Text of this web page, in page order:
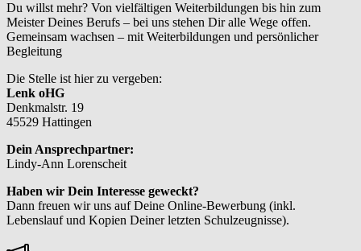
Du willst mehr? Von vielfältigen Weiterbildungen bis hin zum
Meister Deines Berufs – bei uns stehen Dir alle Wege offen.
Gemeinsam wachsen – mit Weiterbildungen und persönlicher
Begleitung
Die Stelle ist hier zu vergeben:
Lenk oHG
Denkmalstr. 19
45529 Hattingen
Dein Ansprechpartner:
Lindy-Ann Lorenscheit
Haben wir Dein Interesse geweckt?
Dann freuen wir uns auf Deine Online-Bewerbung (inkl.
Lebenslauf und Kopien Deiner letzten Schulzeugnisse).